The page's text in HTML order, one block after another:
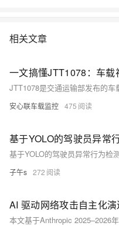
相关文章
一文搞懂JTT1078：车
安心联车载监控 475
子午s 272
AI 驱动网络攻击自主化